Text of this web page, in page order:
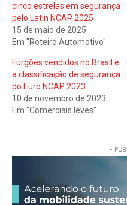
cinco estrelas em segurança
pelo Latin NCAP 2025
15 de maio de 2025
Em "Roteiro Automotivo"
Furgões vendidos no Brasil e
a classificação de segurança
do Euro NCAP 2023
10 de novembro de 2023
Em "Comerciais leves"
-